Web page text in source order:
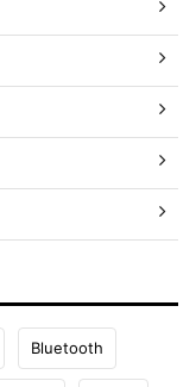
Bluetooth